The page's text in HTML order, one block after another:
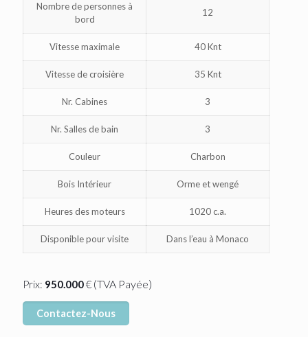
Nombre de personnes à
bord
12
Vitesse maximale 40 Knt
Vitesse de croisière 35 Knt
Nr. Cabines 3
Nr. Salles de bain 3
Couleur Charbon
Bois Intérieur Orme et wengé
Heures des moteurs 1020 c.a.
Disponible pour visite Dans l’eau à Monaco
Prix: 950.000€ (TVA Payée)
Contactez-Nous